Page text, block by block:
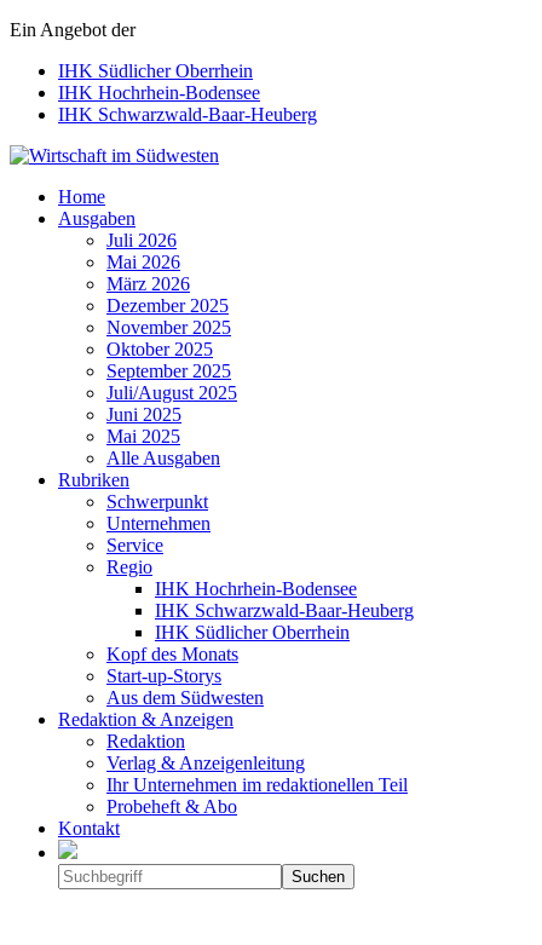
Ein Angebot der
IHK Südlicher Oberrhein
IHK Hochrhein-Bodensee
IHK Schwarzwald-Baar-Heuberg
Wirtschaft im Südwesten
Home
Ausgaben
Juli 2026
Mai 2026
März 2026
Dezember 2025
November 2025
Oktober 2025
September 2025
Juli/August 2025
Juni 2025
Mai 2025
Alle Ausgaben
Rubriken
Schwerpunkt
Unternehmen
Service
Regio
IHK Hochrhein-Bodensee
IHK Schwarzwald-Baar-Heuberg
IHK Südlicher Oberrhein
Kopf des Monats
Start-up-Storys
Aus dem Südwesten
Redaktion & Anzeigen
Redaktion
Verlag & Anzeigenleitung
Ihr Unternehmen im redaktionellen Teil
Probeheft & Abo
Kontakt